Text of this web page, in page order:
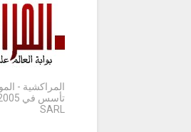
المراكشية -
SARL